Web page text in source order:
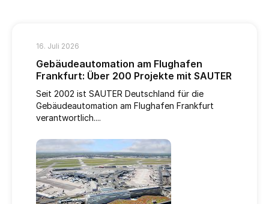
16. Juli 2026
Gebäudeautomation am Flughafen
Frankfurt: Über 200 Projekte mit SAUTER
Seit 2002 ist SAUTER Deutschland für die
Gebäudeautomation am Flughafen Frankfurt
verantwortlich....